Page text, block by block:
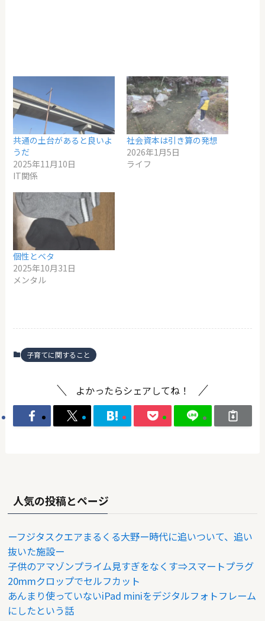
共通の土台があると良いよ
うだ
2025年11月10日
IT関係
社会資本は引き算の発想
2026年1月5日
ライフ
個性とベタ
2025年10月31日
メンタル
子育てに関すること
よかったらシェアしてね！
人気の投稿とページ
ーフジタスクエアまるくる大野ー時代に追いついて、追い
抜いた施設ー
子供のアマゾンプライム見すぎをなくす⇒スマートプラグ
20mmクロップでセルフカット
あんまり使っていないiPad miniをデジタルフォトフレーム
にしたという話